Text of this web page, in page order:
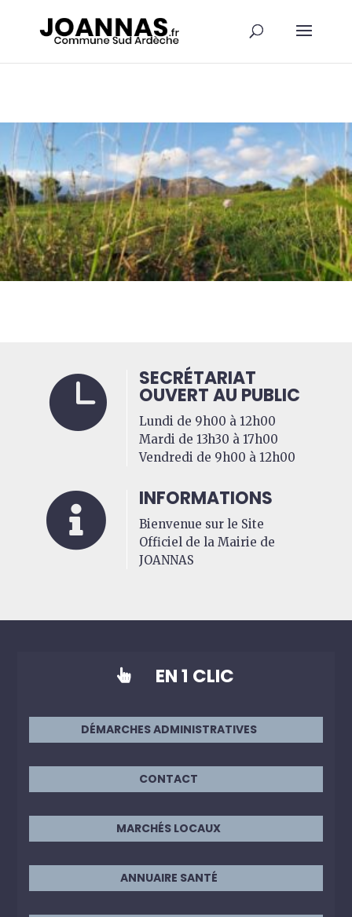
 SECRÉTARIAT
OUVERT AU PUBLIC
Lundi de 9h00 à 12h00
Mardi de 13h30 à 17h00
Vendredi de 9h00 à 12h00
 INFORMATIONS
Bienvenue sur le Site
Officiel de la Mairie de
JOANNAS
 EN 1 CLIC
DÉMARCHES ADMINISTRATIVES
CONTACT
MARCHÉS LOCAUX
ANNUAIRE SANTÉ